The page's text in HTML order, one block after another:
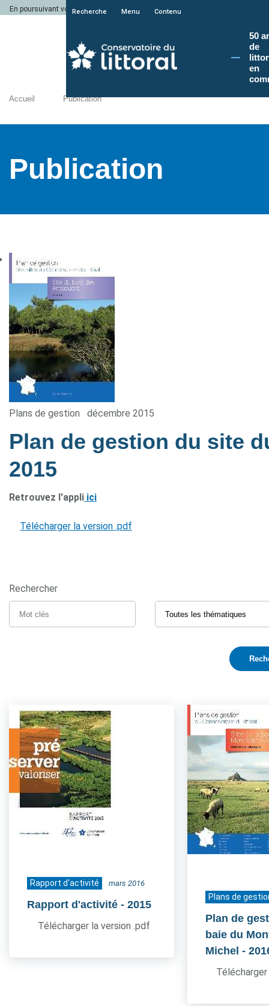
En poursuivant votre navigation sur le site du Conservatoire du littoral, vous
Recherche Menu Contenu
50
de
en
Accueil Publication
Publication
Plans de gestion décembre 2015
Plan de gestion du site
2015
Retrouvez l'appli ici
Télécharger la version .pdf
Rechercher
Rapport d'activité mars 2016
Rapport d'activité - 2015
Télécharger la version .pdf
Plans de
Plan de
baie du
Michel -